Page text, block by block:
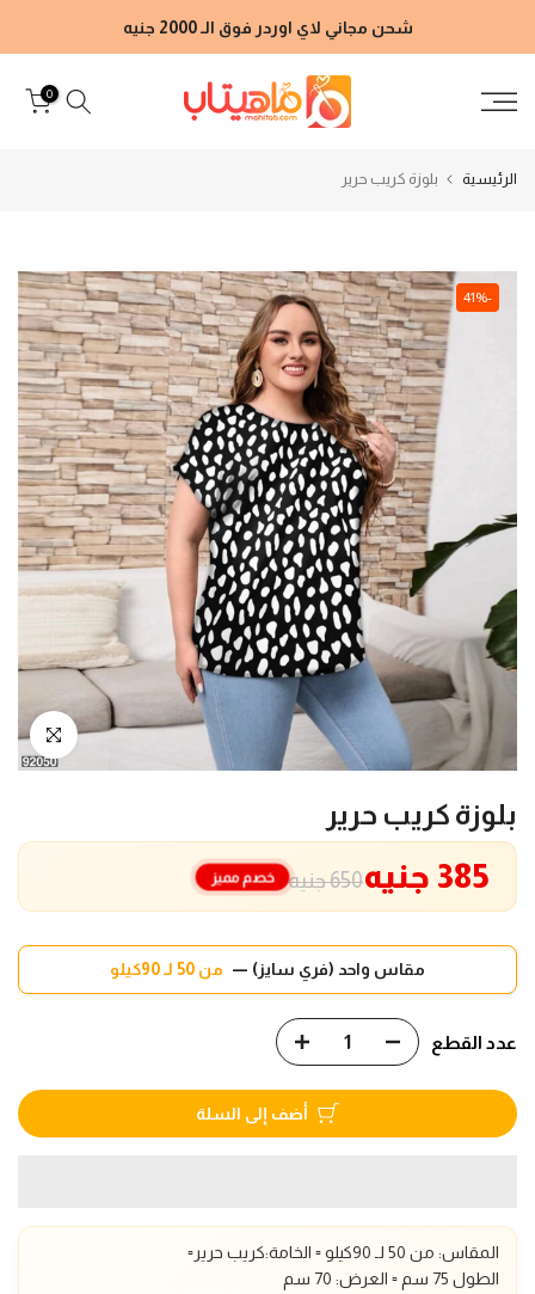
إلى
شحن مجاني لاي اوردر فوق الـ 2000 جنيه
0
الرئيسية بلوزة كريب حرير
-41%
انقر للتكبير
بلوزة كريب حرير
650 جنيه 385 جنيه خصم مميز
مقاس واحد (فري سايز) — من 50 لـ 90كيلو
عدد القطع
أضف إلى السلة
المقاس: من 50 لـ 90كيلو ▫️ الخامة:كريب حرير▫️
الطول 75 سم
▫️ العرض: 70 سم